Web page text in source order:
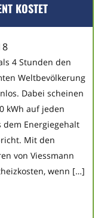
KOSTET
4 Stunden den
Weltbevölkerung
Dabei scheinen
kWh auf jeden
Energiegehalt
Mit den
von Viessmann
wenn […]